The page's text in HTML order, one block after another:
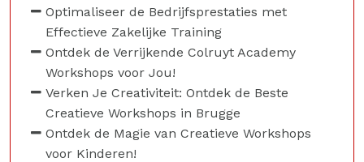
Optimaliseer de Bedrijfsprestaties met
Effectieve Zakelijke Training
Ontdek de Verrijkende Colruyt Academy
Workshops voor Jou!
Verken Je Creativiteit: Ontdek de Beste
Creatieve Workshops in Brugge
Ontdek de Magie van Creatieve Workshops
voor Kinderen!